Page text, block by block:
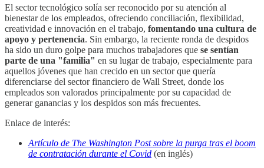
El sector tecnológico solía ser reconocido por su atención al
bienestar de los empleados, ofreciendo conciliación, flexibilidad,
creatividad e innovación en el trabajo, fomentando una cultura de
apoyo y pertenencia. Sin embargo, la reciente ronda de despidos
ha sido un duro golpe para muchos trabajadores que se sentían
parte de una "familia" en su lugar de trabajo, especialmente para
aquellos jóvenes que han crecido en un sector que quería
diferenciarse del sector financiero de Wall Street, donde los
empleados son valorados principalmente por su capacidad de
generar ganancias y los despidos son más frecuentes.
Enlace de interés:
Artículo de The Washington Post sobre la purga tras el boom
de contratación durante el Covid (en inglés)